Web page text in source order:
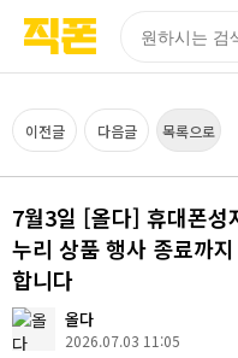
이전글 다음글 목록으로
7월3일 [올다] 휴대폰성
누리 상품 행사 종료까
합니다
올다
2026.07.03 11:05
페이지
페이지
페이지
페이지